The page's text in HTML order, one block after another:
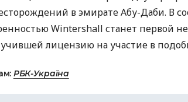
в эмирате Абу-Даби. В
Wintershall станет первой
лицензию на участие в
РБК-Україна